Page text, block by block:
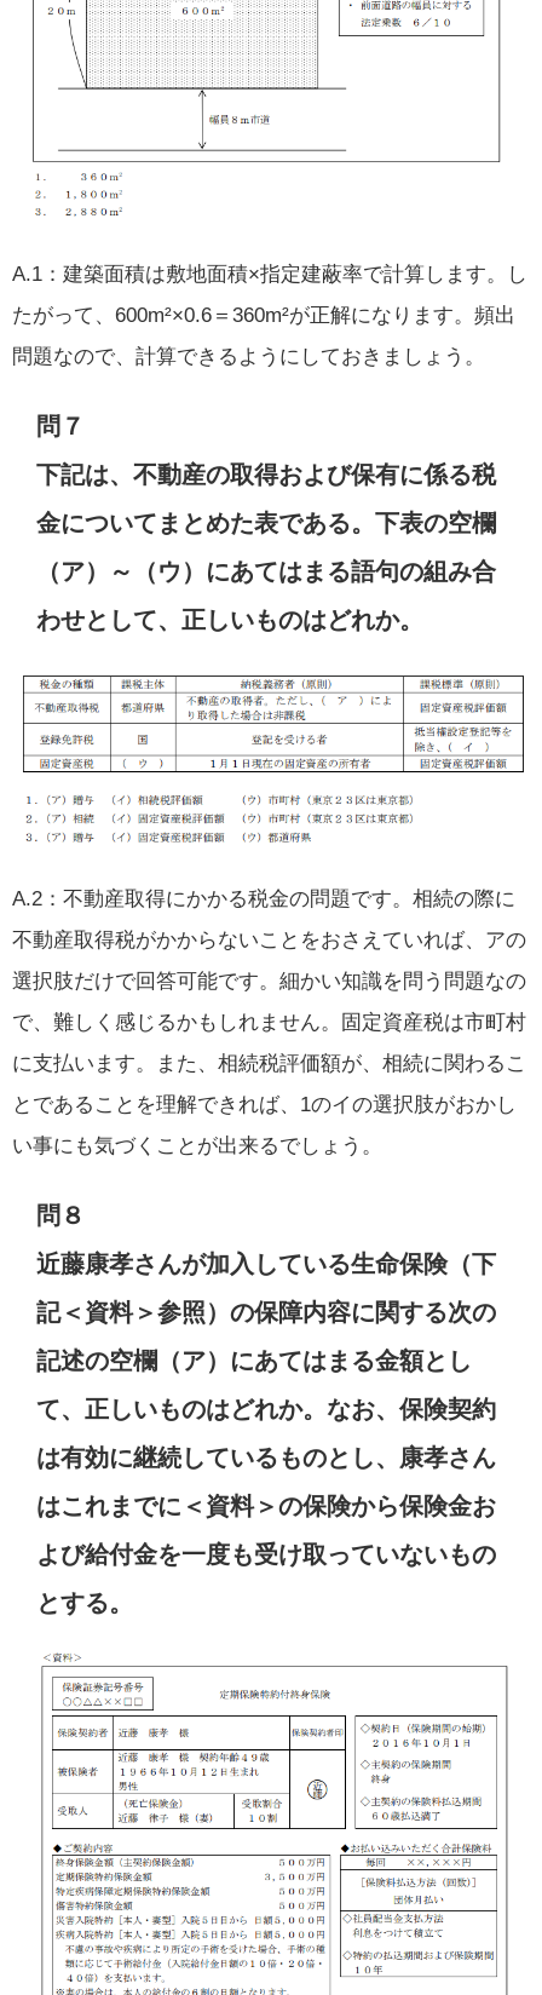
A.1：建築面積は敷地面積×指定建蔽率で計算します。し
たがって、600m²×0.6＝360m²が正解になります。頻出
問題なので、計算できるようにしておきましょう。
問７
下記は、不動産の取得および保有に係る税
金についてまとめた表である。下表の空欄
（ア）～（ウ）にあてはまる語句の組み合
わせとして、正しいものはどれか。
A.2：不動産取得にかかる税金の問題です。相続の際に
不動産取得税がかからないことをおさえていれば、アの
選択肢だけで回答可能です。細かい知識を問う問題なの
で、難しく感じるかもしれません。固定資産税は市町村
に支払います。また、相続税評価額が、相続に関わるこ
とであることを理解できれば、1のイの選択肢がおかし
い事にも気づくことが出来るでしょう。
問８
近藤康孝さんが加入している生命保険（下
記＜資料＞参照）の保障内容に関する次の
記述の空欄（ア）にあてはまる金額とし
て、正しいものはどれか。なお、保険契約
は有効に継続しているものとし、康孝さん
はこれまでに＜資料＞の保険から保険金お
よび給付金を一度も受け取っていないもの
とする。